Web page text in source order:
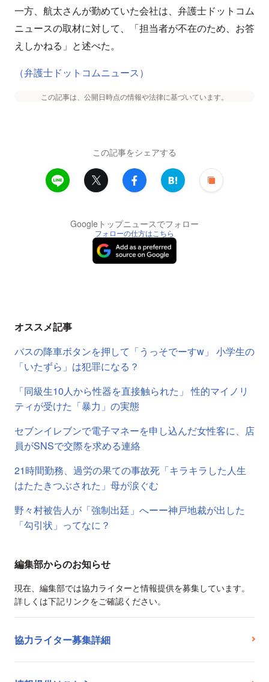
一方、航太さんが勤めていた会社は、弁護士ドットコム
ニュースの取材に対して、「担当者が不在のため、お答
えしかねる」と述べた。
（弁護士ドットコムニュース）
この記事は、公開日時点の情報や法律に基づいています。
この記事をシェアする
Googleトップニュースでフォロー
フォローの仕方はこちら
オススメ記事
バスの降車ボタンを押して「うっそでーすw」 小学生の
「いたずら」は犯罪になる？
「同級生10人から性器を直接触られた」 性的マイノリ
ティが受けた「暴力」の実態
セブンイレブンで電子マネーを申し込んだ女性客に、店
員がSNSで交際を求める連絡
21時間勤務、過労の果ての事故死「キラキラした人生
はたたきつぶされた」母が涙ぐむ
野々村被告人が「強制出廷」へーー神戸地裁が出した
「勾引状」ってなに？
編集部からのお知らせ
現在、編集部では協力ライターと情報提供を募集しています。
詳しくは下記リンクをご確認ください。
協力ライター募集詳細